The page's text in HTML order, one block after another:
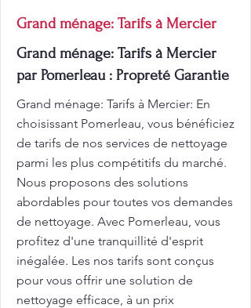
Grand ménage: Tarifs à Mercier
Grand ménage: Tarifs à Mercier
par Pomerleau : Propreté Garantie
Grand ménage: Tarifs à Mercier: En
choisissant Pomerleau, vous bénéficiez
de tarifs de nos services de nettoyage
parmi les plus compétitifs du marché.
Nous proposons des solutions
abordables pour toutes vos demandes
de nettoyage. Avec Pomerleau, vous
profitez d'une tranquillité d'esprit
inégalée. Les nos tarifs sont conçus
pour vous offrir une solution de
nettoyage efficace, à un prix